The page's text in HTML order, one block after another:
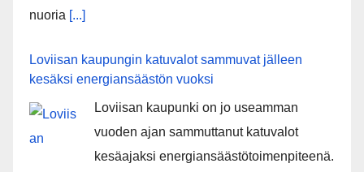
nuoria [...]
Loviisan kaupungin katuvalot sammuvat jälleen
kesäksi energiansäästön vuoksi
Loviisan kaupunki on jo useamman
vuoden ajan sammuttanut katuvalot
kesäajaksi energiansäästötoimenpiteenä.